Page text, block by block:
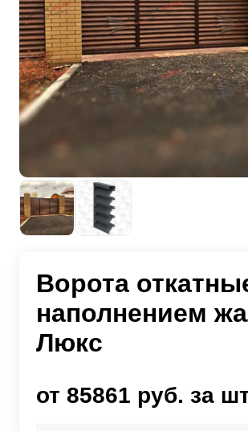
Ворота
наполнением
Люкс
от 85861 руб. за